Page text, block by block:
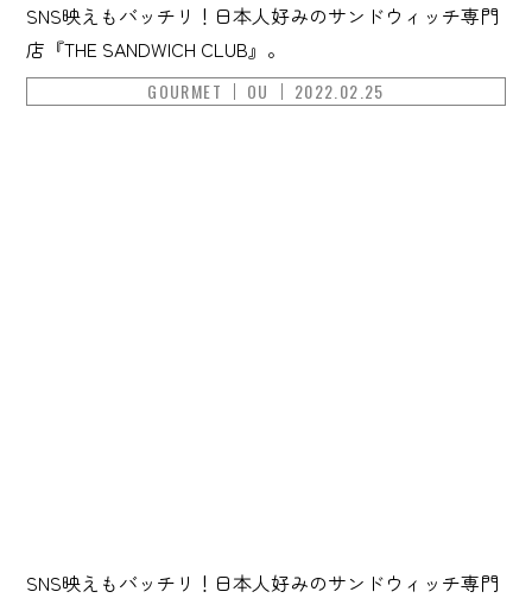
SNS映えもバッチリ！日本人好みのサンドウィッチ専門
店『THE SANDWICH CLUB』。
GOURMET OU 2022.02.25
SNS映えもバッチリ！日本人好みのサンドウィッチ専門